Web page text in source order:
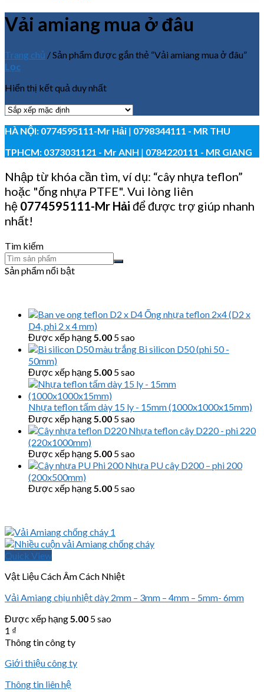
Vải amiang mua ở đâu
Trang chủ /Sản phẩm được gắn thẻ “Vải amiang mua ở đâu”
Lọc
Hiển thị kết quả duy nhất
HÀ NỘI: 0774595111-Mr Hải | 0798344111 - MR THU
TPHCM: 0373031121 - Mr ANH | 0784220111 - MR GIANG
Nhập từ khóa cần tìm, ví dụ: “cây nhựa teflon”
hoặc "ống nhựa PTFE". Vui lòng liên
hệ 0774595111-Mr Hải để được trợ giúp nhanh
nhất!
Tìm kiếm
Sản phẩm nổi bật
Ống nhựa teflon 2x4 (D2 x
D4, phi 2 x 4 mm)
Được xếp hạng5.00 5 sao
Bi silicon D50 (phi 50 -
50mm)
Được xếp hạng5.00 5 sao
Nhựa teflon tấm dày 15 ly - 15mm (1000x1000x15mm)
Được xếp hạng5.00 5 sao
Nhựa teflon cây D220 - phi 220
(220x1000mm)
Được xếp hạng5.00 5 sao
Nhựa PU cây D200 – phi 200
(200x500mm)
Được xếp hạng5.00 5 sao
Quick View
Vật Liệu Cách Âm Cách Nhiệt
Vải Amiang chịu nhiệt dày 2mm – 3mm – 4mm – 5mm- 6mm
Được xếp hạng5.00 5 sao
1 ₫
Thông tin công ty
Giới thiệu công ty
Thông tin liên hệ